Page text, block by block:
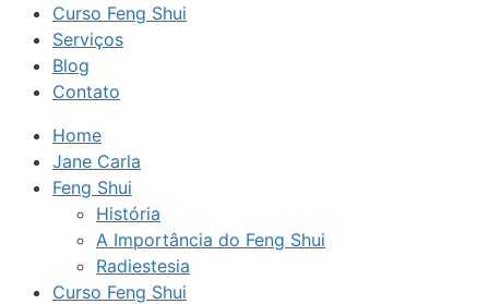
Curso Feng Shui
Serviços
Blog
Contato
Home
Jane Carla
Feng Shui
História
A Importância do Feng Shui
Radiestesia
Curso Feng Shui